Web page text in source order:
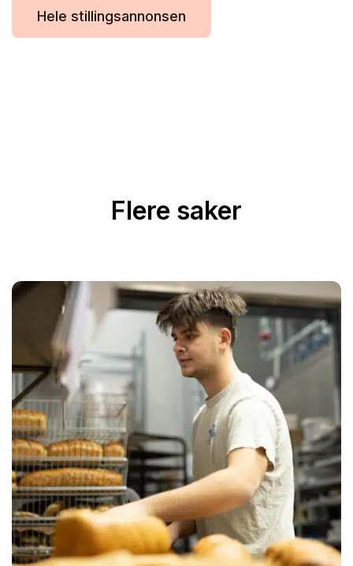
Hele stillingsannonsen
Flere saker